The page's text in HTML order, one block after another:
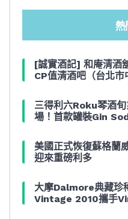
熱
[誠實酒記] 和庵清酒
CP值清酒吧（台北市
三得利六Roku琴酒
場！首款罐裝Gin
美國正式恢復蘇格蘭
迎來重磅利多
大摩Dalmore典藏珍
Vintage 2010攜手